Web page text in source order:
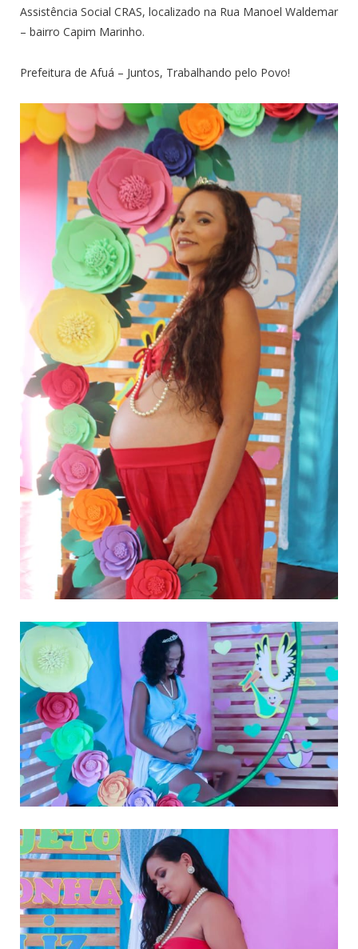
Assistência Social CRAS, localizado na Rua Manoel Waldemar
– bairro Capim Marinho.
Prefeitura de Afuá – Juntos, Trabalhando pelo Povo!